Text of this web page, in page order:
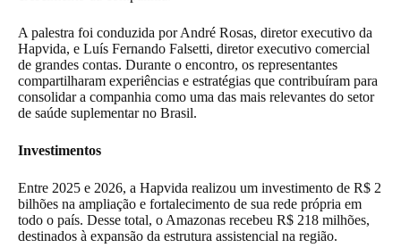
A palestra foi conduzida por André Rosas, diretor executivo da
Hapvida, e Luís Fernando Falsetti, diretor executivo comercial
de grandes contas. Durante o encontro, os representantes
compartilharam experiências e estratégias que contribuíram para
consolidar a companhia como uma das mais relevantes do setor
de saúde suplementar no Brasil.
Investimentos
Entre 2025 e 2026, a Hapvida realizou um investimento de R$ 2
bilhões na ampliação e fortalecimento de sua rede própria em
todo o país. Desse total, o Amazonas recebeu R$ 218 milhões,
destinados à expansão da estrutura assistencial na região.